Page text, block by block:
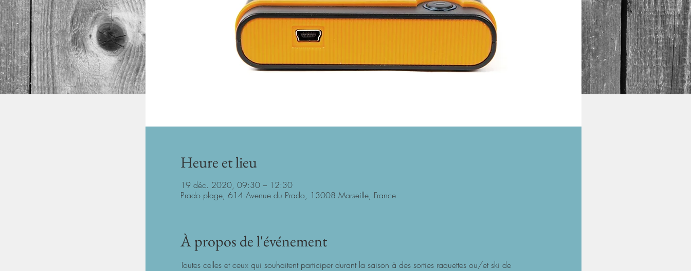
Heure et lieu
19 déc. 2020, 09:30 – 12:30
Prado plage, 614 Avenue du Prado, 13008 Marseille, France
À propos de l'événement
Toutes celles et ceux qui souhaitent participer durant la saison à des sorties raquettes ou/et ski de